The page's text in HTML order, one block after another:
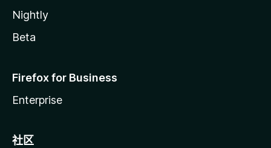
Nightly
Beta
Firefox for Business
Enterprise
社区